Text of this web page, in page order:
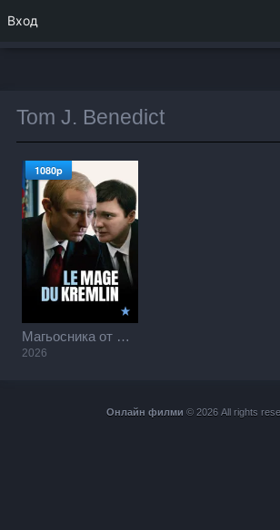
Tom J. Benedict
Магьосника от Кремъл / The Wizard of the Kremlin (2026)
2026
1080p
Онлайн филми © 2026 All rights
Вход